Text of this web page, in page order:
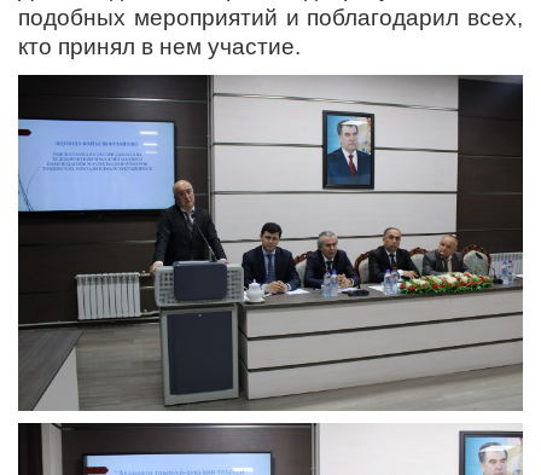
подобных мероприятий и поблагодарил всех,
кто принял в нем участие.